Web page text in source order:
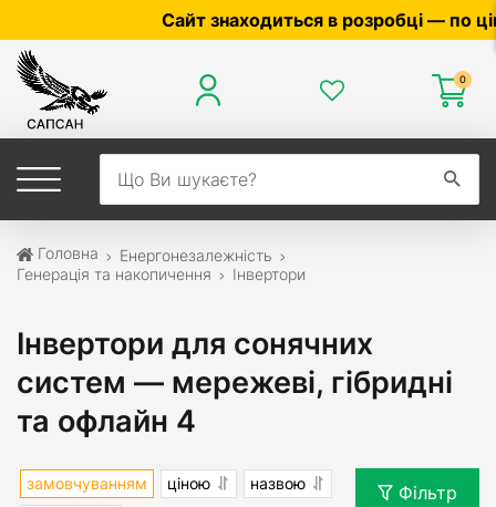
Сайт знаходиться в розробці — по ціні та
0
Головна
Енергонезалежність
Генерація та накопичення
Інвертори
Інвертори для сонячних
систем — мережеві, гібридні
та офлайн 4
замовчуванням ціною
назвою
Фільтр